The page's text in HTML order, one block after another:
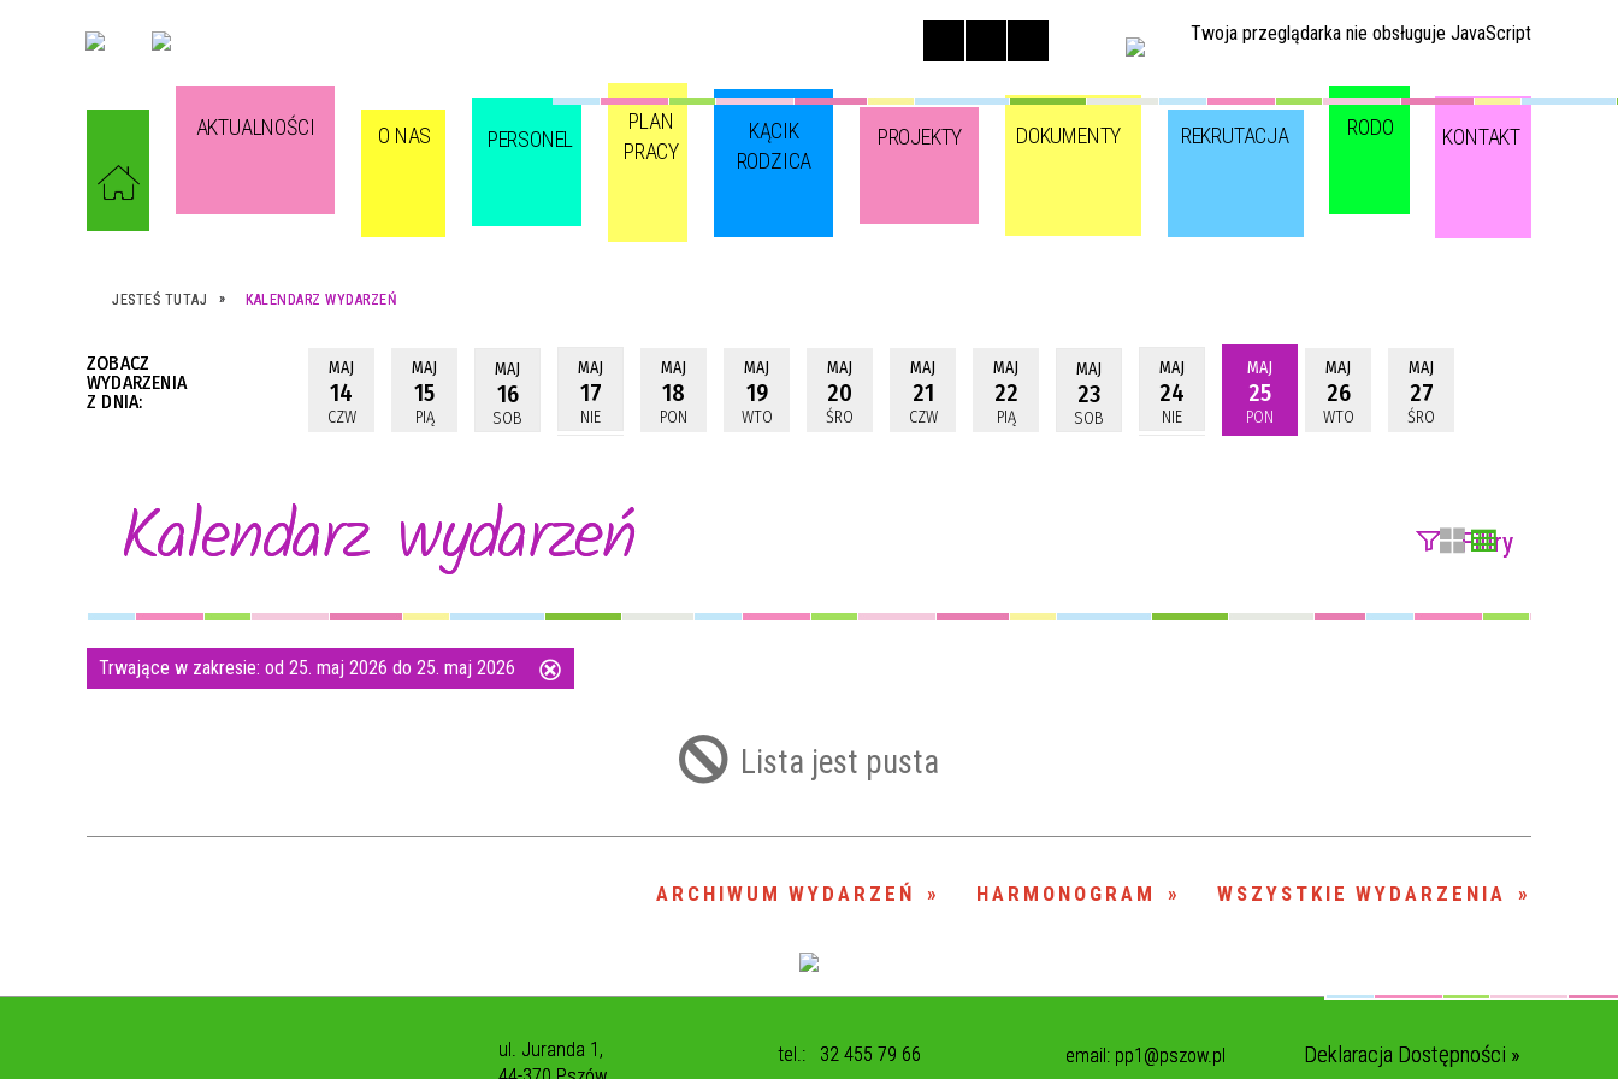
Twoja przeglądarka nie obsługuje JavaScript
AKTUALNOŚCI O NAS PERSONEL
PLAN
PRACY
KĄCIK
RODZICA
PROJEKTY DOKUMENTY REKRUTACJA RODO KONTAKT
JESTEŚ TUTAJ KALENDARZ WYDARZEŃ
ZOBACZ
WYDARZENIA
Z DNIA:
MAJ
14
CZW
MAJ
15
PIĄ
MAJ
16
SOB
MAJ
17
NIE
MAJ
18
PON
MAJ
19
WTO
MAJ
20
ŚRO
MAJ
21
CZW
MAJ
22
PIĄ
MAJ
23
SOB
MAJ
24
NIE
MAJ
25
PON
MAJ
26
WTO
MAJ
27
ŚRO
Kalendarz wydarzeń Filtry
Szukana fraza
Miejsce
Organizator
Trwające w zakresie: od 25. maj 2026 do 25. maj 2026
Lista jest pusta
WSZYSTKIE WYDARZENIA
HARMONOGRAM
ARCHIWUM WYDARZEŃ
ul. Juranda 1,
tel.: 32 455 79 66 email: pp1@pszow.pl Deklaracja Dostępności »